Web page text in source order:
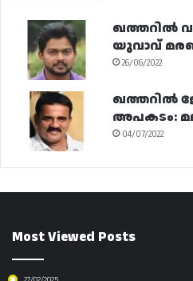
ഖത്തറിൽ
യുവാവ്
26/06/2022
ഖത്തറിൽ
അപകടം:
04/07/2022
Most Viewed Posts